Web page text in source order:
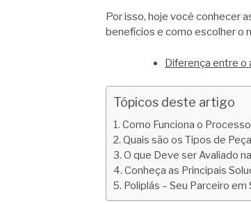
Por isso, hoje você conhecer
benefícios e como escolher o
Diferença entre o
Tópicos deste artigo
Como Funciona o
Quais são os Tipos de
O que Deve ser Avaliado
Conheça as Principais
Poliplás – Seu Parceiro